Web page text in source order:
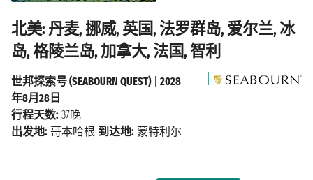
北美: 丹麦, 挪威, 英国, 法罗群岛, 爱尔兰, 冰
岛, 格陵兰岛, 加拿大, 法国, 智利
世邦探索号 (SEABOURN QUEST)| 2028
年8月28日
行程天数: 37晚
出发地: 哥本哈根 到达地: 蒙特利尔